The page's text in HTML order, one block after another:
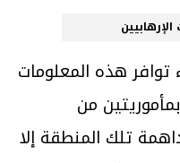
هذه المعلومات
من
تلك المنطقة إلا